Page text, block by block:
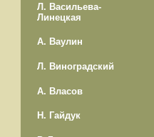
Л. Васильева-
Линецкая
А. Ваулин
Л. Виноградский
А. Власов
Н. Гайдук